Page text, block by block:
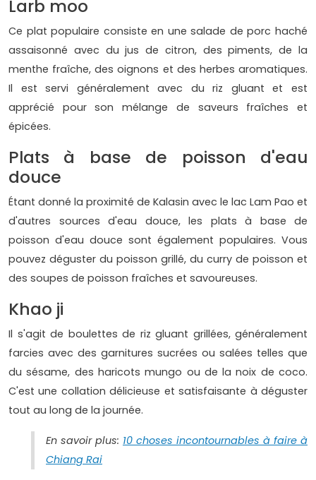
Larb moo
Ce plat populaire consiste en une salade de porc haché
assaisonné avec du jus de citron, des piments, de la
menthe fraîche, des oignons et des herbes aromatiques.
Il est servi généralement avec du riz gluant et est
apprécié pour son mélange de saveurs fraîches et
épicées.
Plats à base de poisson d'eau
douce
Étant donné la proximité de Kalasin avec le lac Lam Pao et
d'autres sources d'eau douce, les plats à base de
poisson d'eau douce sont également populaires. Vous
pouvez déguster du poisson grillé, du curry de poisson et
des soupes de poisson fraîches et savoureuses.
Khao ji
Il s'agit de boulettes de riz gluant grillées, généralement
farcies avec des garnitures sucrées ou salées telles que
du sésame, des haricots mungo ou de la noix de coco.
C'est une collation délicieuse et satisfaisante à déguster
tout au long de la journée.
En savoir plus: 10 choses incontournables à faire à
Chiang Rai